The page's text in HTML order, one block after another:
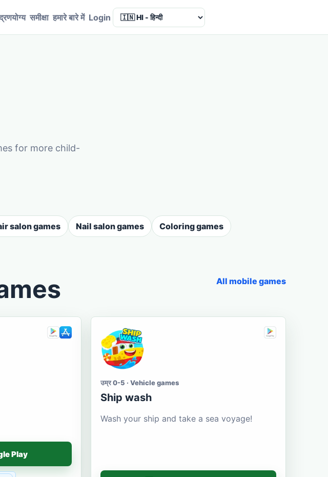
समीक्षा हमारे बारे में Login Language
for more child-
salon games Nail salon games Coloring games
All mobile games
Play
उम्र 0-5 · Vehicle games
Ship wash
Wash your ship and take a sea voyage!